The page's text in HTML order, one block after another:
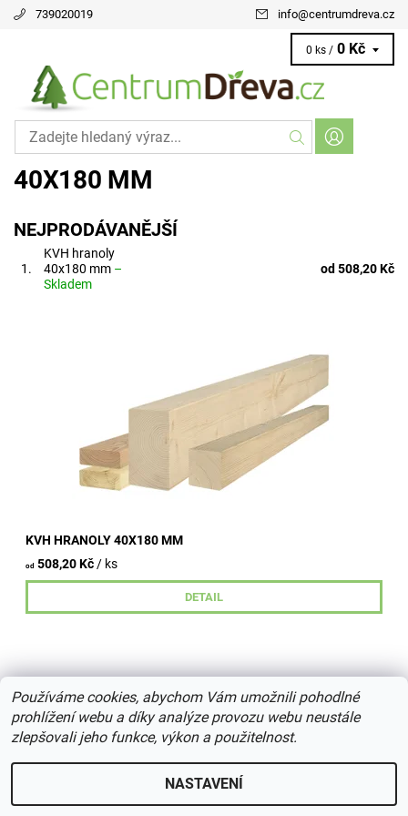
739020019 info@centrumdreva.cz
0 ks / 0 Kč
40X180 MM
NEJPRODÁVANĚJŠÍ
1.
KVH hranoly
40x180 mm –
Skladem
od 508,20 Kč
KVH HRANOLY 40X180 MM
od 508,20 Kč / ks
DETAIL
nastavení cookies
Vytvořil Shoptet
Používáme cookies, abychom Vám umožnili pohodlné
prohlížení webu a díky analýze provozu webu neustále
zlepšovali jeho funkce, výkon a použitelnost.
NASTAVENÍ